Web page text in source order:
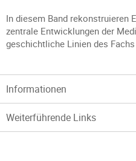
In diesem Band rekonstruieren
zentrale Entwicklungen der
geschichtliche Linien des
Informationen
Weiterführende Links